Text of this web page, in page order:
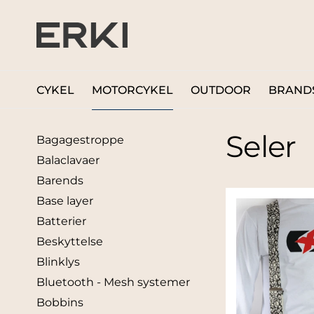
CYKEL MOTORCYKEL OUTDOOR
Bagagestroppe
Balaclavaer
Barends
Base layer
Batterier
Beskyttelse
Blinklys
Bluetooth - Mesh systemer
Bobbins
Seler